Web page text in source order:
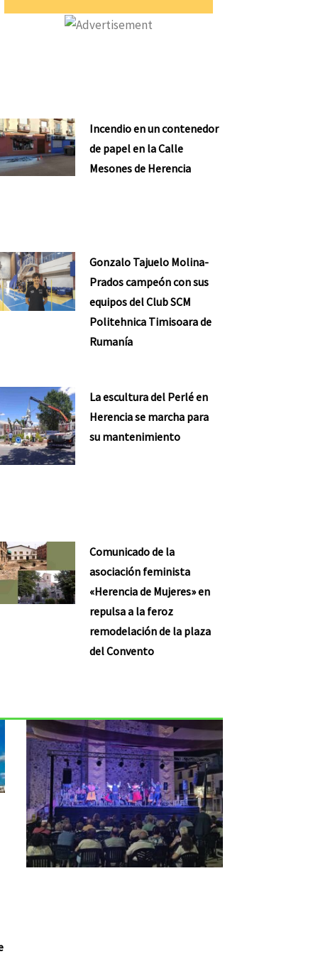
Incendio en un contenedor
de papel en la Calle
Mesones de Herencia
Gonzalo Tajuelo Molina-
Prados campeón con sus
equipos del Club SCM
Politehnica Timisoara de
Rumanía
La escultura del Perlé en
Herencia se marcha para
su mantenimiento
Comunicado de la
asociación feminista
«Herencia de Mujeres» en
repulsa a la feroz
remodelación de la plaza
del Convento